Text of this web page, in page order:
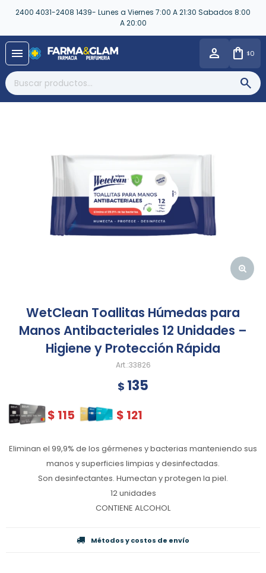
2400 4031-2408 1439- Lunes a Viernes 7:00 A 21:30 Sabados 8:00
A 20:00
menu $0
WetClean Toallitas Húmedas para
Manos Antibacteriales 12 Unidades –
Higiene y Protección Rápida
33826
$ 135
$ 115 $ 121
Eliminan el 99,9% de los gérmenes y bacterias manteniendo sus
manos y superficies limpias y desinfectadas.
Son desinfectantes. Humectan y protegen la piel.
12 unidades
CONTIENE ALCOHOL
Métodos y costos de envío